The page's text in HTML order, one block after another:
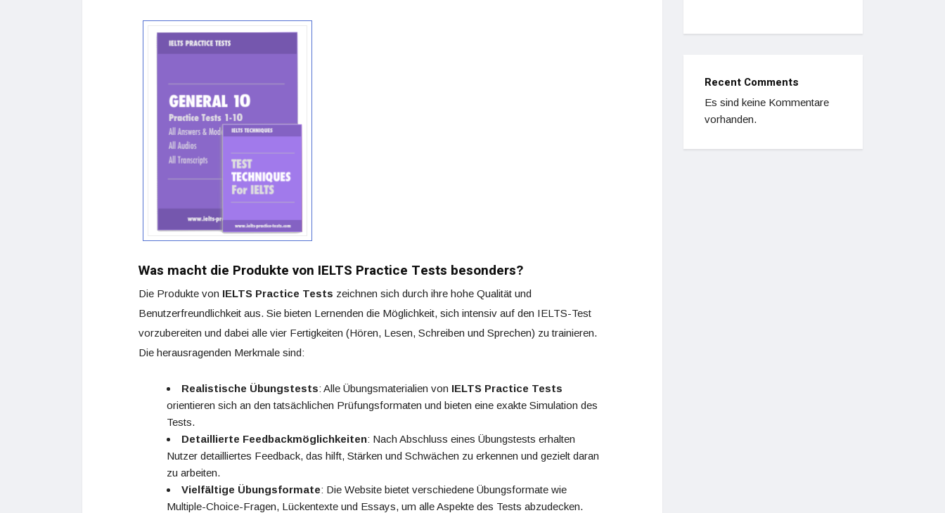
Was macht die Produkte von IELTS Practice Tests besonders?
Die Produkte von IELTS Practice Tests zeichnen sich durch ihre hohe Qualität und
Benutzerfreundlichkeit aus. Sie bieten Lernenden die Möglichkeit, sich intensiv auf den IELTS-Test
vorzubereiten und dabei alle vier Fertigkeiten (Hören, Lesen, Schreiben und Sprechen) zu trainieren.
Die herausragenden Merkmale sind:
Realistische Übungstests: Alle Übungsmaterialien von IELTS Practice Tests
orientieren sich an den tatsächlichen Prüfungsformaten und bieten eine exakte Simulation des
Tests.
Detaillierte Feedbackmöglichkeiten: Nach Abschluss eines Übungstests erhalten
Nutzer detailliertes Feedback, das hilft, Stärken und Schwächen zu erkennen und gezielt daran
zu arbeiten.
Vielfältige Übungsformate: Die Website bietet verschiedene Übungsformate wie
Multiple-Choice-Fragen, Lückentexte und Essays, um alle Aspekte des Tests abzudecken.
Recent Comments
Es sind keine Kommentare
vorhanden.